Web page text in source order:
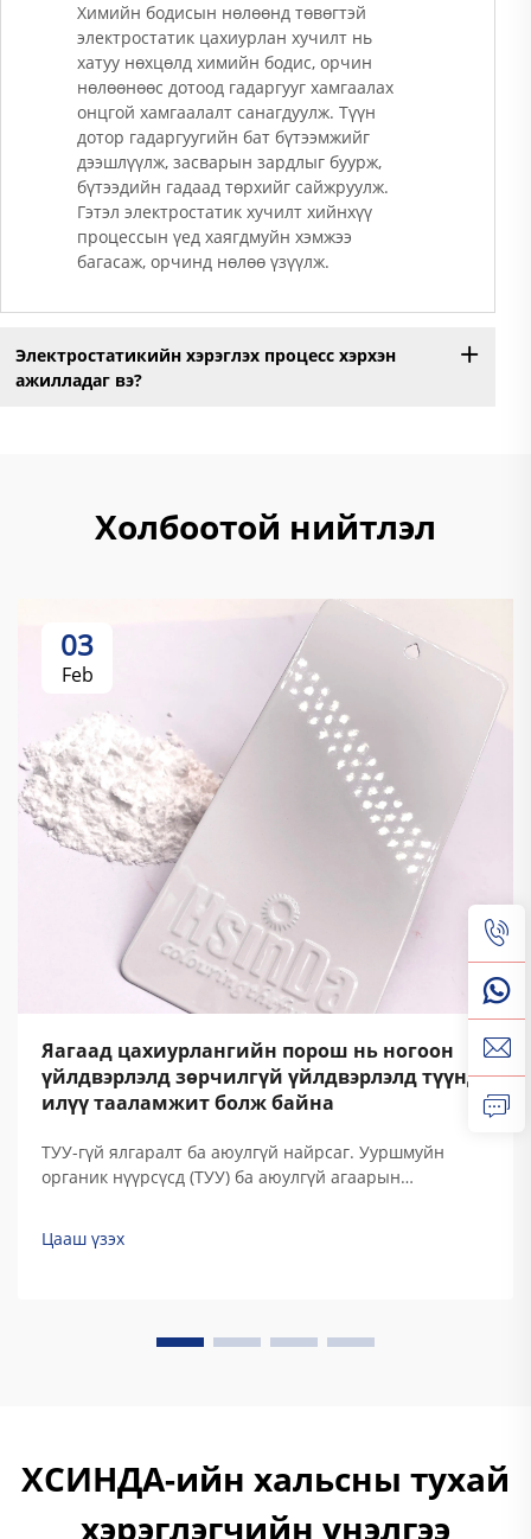
Химийн бодисын нөлөөнд төвөгтэй
электростатик цахиурлан хучилт нь
хатуу нөхцөлд химийн бодис, орчин
нөлөөнөөс дотоод гадаргууг хамгаалах
онцгой хамгаалалт санагдуулж. Түүн
дотор гадаргуугийн бат бүтээмжийг
дээшлүүлж, засварын зардлыг буурж,
бүтээдийн гадаад төрхийг сайжруулж.
Гэтэл электростатик хучилт хийнхүү
процессын үед хаягдмуйн хэмжээ
багасаж, орчинд нөлөө үзүүлж.
Электростатикийн хэрэглэх процесс хэрхэн
ажилладаг вэ?
Холбоотой нийтлэл
03
Feb
Яагаад цахиурлангийн порош нь ногоон
үйлдвэрлэлд зөрчилгүй үйлдвэрлэлд түүнд
илүү тааламжит болж байна
ТУУ-гүй ялгаралт ба аюулгүй найрсаг. Ууршмуйн
органик нүүрсүсд (ТУУ) ба аюулгүй агаарын
ашиглагддаг хориг хүчилүүдийг арилгадаг, учир нь
Цааш үзэх
ХСИНДА-ийн хальсны тухай
хэрэглэгчийн үнэлгээ